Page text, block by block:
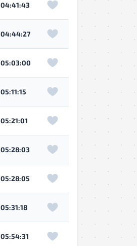
04:41:43
04:44:27
05:03:00
05:11:15
05:21:01
05:28:03
05:28:05
05:31:18
05:54:31